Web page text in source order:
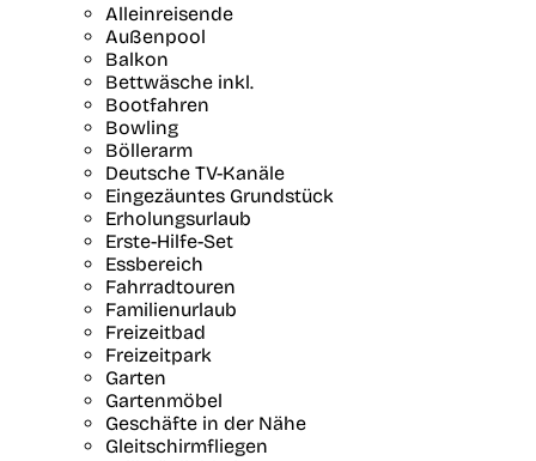
Alleinreisende
Außenpool
Balkon
Bettwäsche inkl.
Bootfahren
Bowling
Böllerarm
Deutsche TV-Kanäle
Eingezäuntes Grundstück
Erholungsurlaub
Erste-Hilfe-Set
Essbereich
Fahrradtouren
Familienurlaub
Freizeitbad
Freizeitpark
Garten
Gartenmöbel
Geschäfte in der Nähe
Gleitschirmfliegen